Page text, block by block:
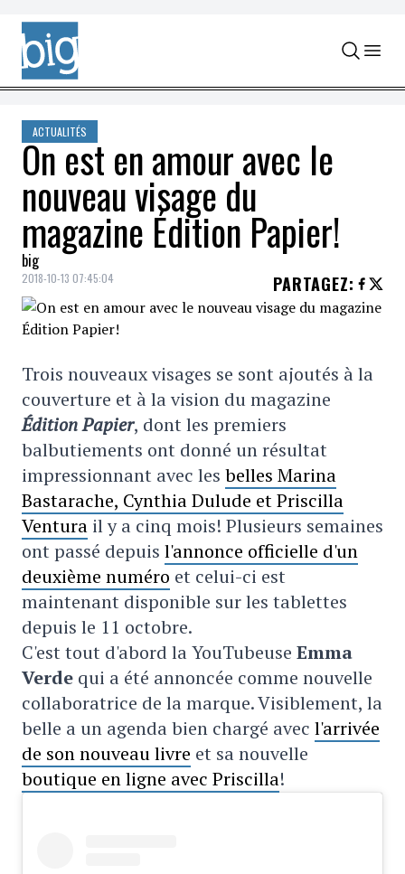
Skip to content
ACTUALITÉS
On est en amour avec le
nouveau visage du
magazine Édition Papier!
big
2018-10-13 07:45:04 PARTAGEZ:
Trois nouveaux visages se sont ajoutés à la
couverture et à la vision du magazine
Édition Papier, dont les premiers
balbutiements ont donné un résultat
impressionnant avec les belles Marina
Bastarache, Cynthia Dulude et Priscilla
Ventura il y a cinq mois! Plusieurs semaines
ont passé depuis l'annonce officielle d'un
deuxième numéro et celui-ci est
maintenant disponible sur les tablettes
depuis le 11 octobre.
C'est tout d'abord la YouTubeuse Emma
Verde qui a été annoncée comme nouvelle
collaboratrice de la marque. Visiblement, la
belle a un agenda bien chargé avec l'arrivée
de son nouveau livre et sa nouvelle
boutique en ligne avec Priscilla!